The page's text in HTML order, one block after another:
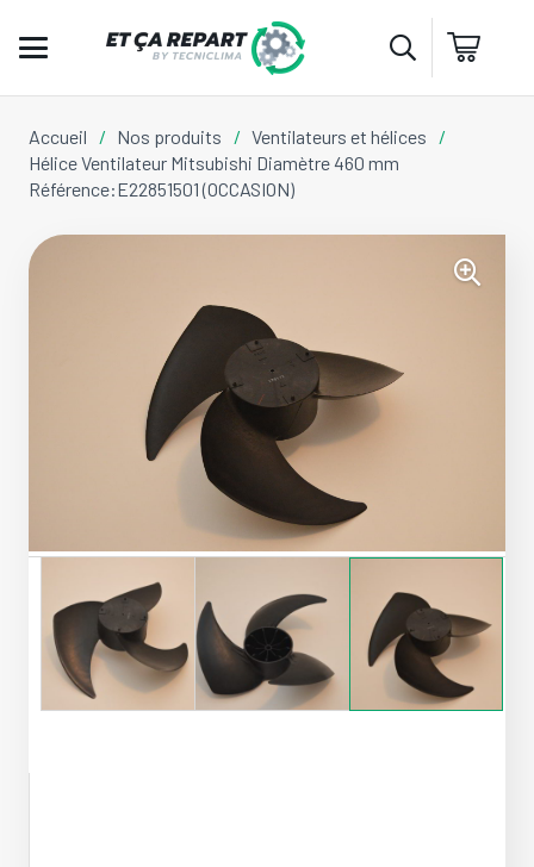
Accueil / Nos produits / Ventilateurs et hélices
/
Hélice Ventilateur Mitsubishi Diamètre 460 mm
Référence:E22851501 (OCCASION)